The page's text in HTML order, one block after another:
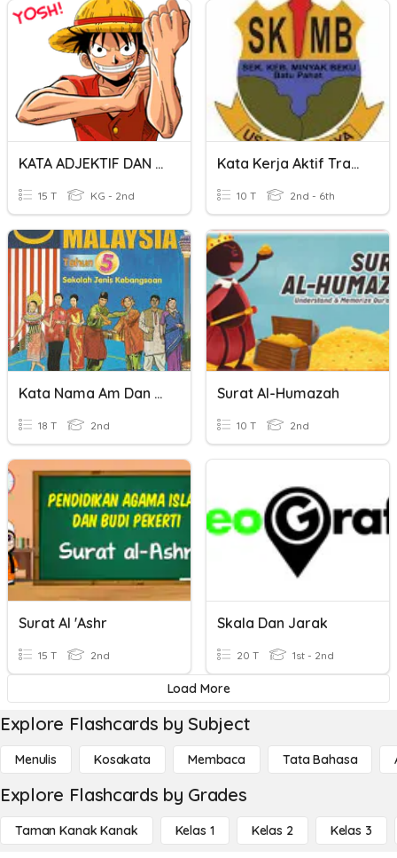
KATA ADJEKTIF DAN KATA PENGUAT
15 T KG - 2nd
Kata Kerja Aktif Transitif Dan Kata Kerja Tak Transitif
10 T 2nd - 6th
Kata Nama Am Dan Khas
18 T 2nd
Surat Al-Humazah
10 T 2nd
Surat Al 'Ashr
15 T 2nd
Skala Dan Jarak
20 T 1st - 2nd
Load More
Explore Flashcards by Subject
Menulis Kosakata Membaca Tata Bahasa
Explore Flashcards by Grades
Taman Kanak Kanak Kelas 1 Kelas 2 Kelas 3